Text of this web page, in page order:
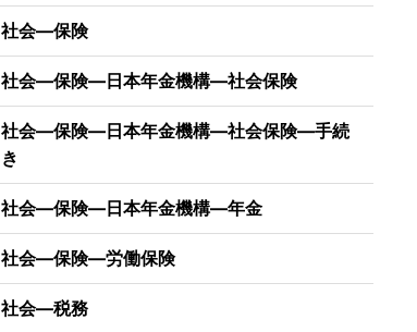
社会―保険
社会―保険―日本年金機構―社会保険
社会―保険―日本年金機構―社会保険―手続
き
社会―保険―日本年金機構―年金
社会―保険―労働保険
社会―税務